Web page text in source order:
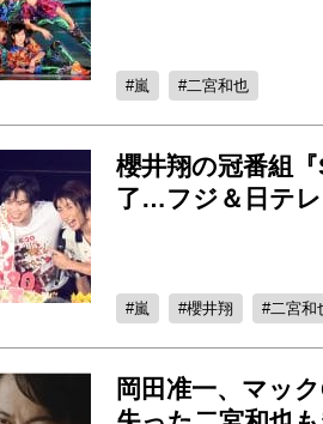
嵐 二宮和也
櫻井翔の冠番組
了…フジ＆日テレ
嵐 櫻井翔 二宮和
岡田准一、マッ